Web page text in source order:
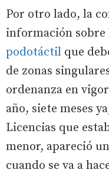
Por otro lado, la
información
podotáctil que
de zonas
ordenanza en
año, siete meses
Licencias que
menor, apareció
cuando se va a